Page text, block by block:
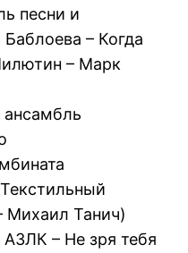
песни и
– Когда
– Марк
ансамбль
Михаил Танич)
– Не зря тебя